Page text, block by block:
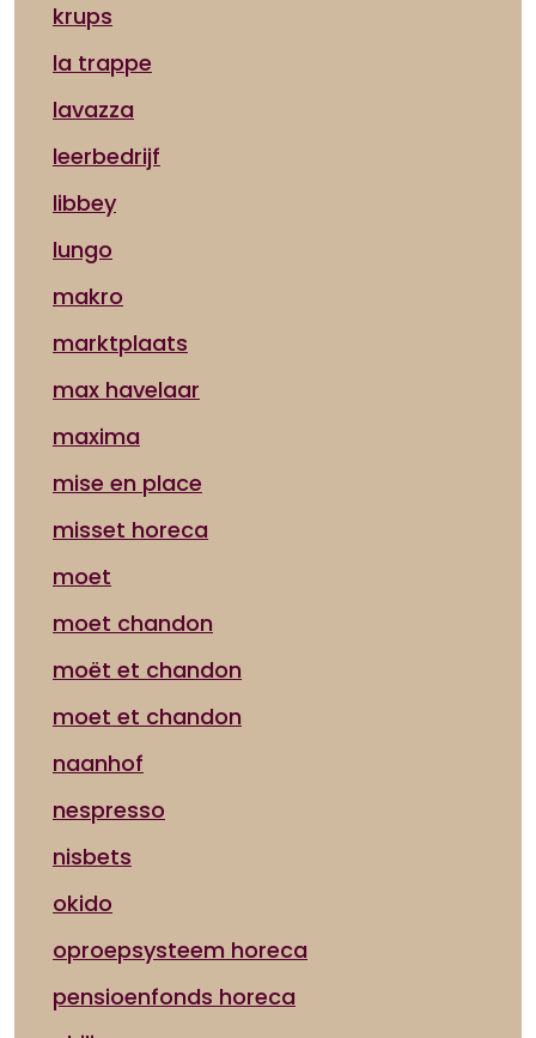
krups
la trappe
lavazza
leerbedrijf
libbey
lungo
makro
marktplaats
max havelaar
maxima
mise en place
misset horeca
moet
moet chandon
moët et chandon
moet et chandon
naanhof
nespresso
nisbets
okido
oproepsysteem horeca
pensioenfonds horeca